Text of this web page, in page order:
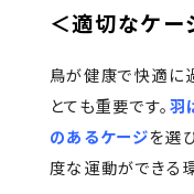
＜適切なケー
鳥が健康で快適に
とても重要です。 羽
のあるケージを選
度な運動ができる